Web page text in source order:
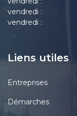
vendredi :
vendredi :
Liens utiles
Entreprises
Démarches